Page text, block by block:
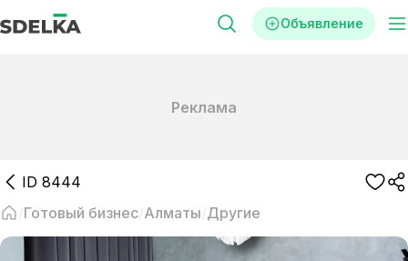
Объявление
Реклама
ID 8444
Готовый бизнес Алматы Другие